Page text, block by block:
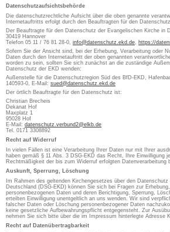
Datenschutzaufsichtsbehörde
Die datenschutzrechtliche Aufsicht über die oben genannte
Internetauftritts erfolgt durch den Beauftragten für den
Der Beauftragte für den Datenschutz der Evangelischen Kirche in
30419 Hannover
Telefon 05 11 / 76 81 28-0, info@datenschutz.ekd.de, https://
Sofern Sie der Ansicht sind, bei der Erhebung, Verarbeitung oder
Daten durch den Internetauftritt der oben genannten
worden zu sein, sollten Sie sich zunächst an die zuständige
Datenschutz der EKD wenden:
Außenstelle für die Datenschutzregion Süd des BfD-EKD,
140593-0, E-Mail: sued@datenschutz.ekd.de
Der örtlich Beauftragte für den Datenschutz ist:
Christian Brecheis
Dekanat Hof
Maxplatz 1
95028 Hof
E-Mail: datenschutz.verbund2@elkb.de
Tel. 0171 3308892
Recht auf Widerruf
In vielen Fällen ist eine Verarbeitung Ihrer Daten nur mit Ihrer
haben gemäß § 11 Abs. 3 DSG-EKD das Recht, Ihre Einwilligung
Rechtmäßigkeit der bis zum Widerruf erfolgten Datenverarbeitung
Auskunft, Sperrung, Löschung
Im Rahmen des geltenden Kirchengesetzes über den
Deutschland (DSG-EKD) können Sie sich bei Fragen zur
personenbezogenen Daten und deren Berichtigung, Sperrung,
erteilten Einwilligung unentgeltlich an uns wenden. Wir sind
falscher Daten oder Löschung personenbezogener Daten
keine gesetzliche Aufbewahrungspflicht entgegensteht. Zur
nehmen Sie sich bitte über die im Impressum hinterlegte Adresse
Recht auf Datenübertragbarkeit